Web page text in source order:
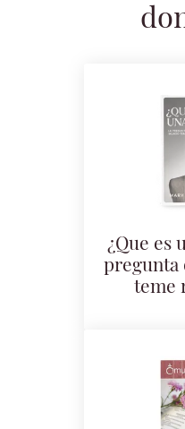
¿Que es
pregunta
teme